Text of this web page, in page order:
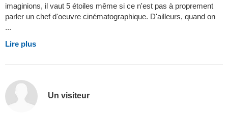
imaginions, il vaut 5 étoiles même si ce n'est pas à proprement
parler un chef d'oeuvre cinématographique. D'ailleurs, quand on
...
Lire plus
Un visiteur